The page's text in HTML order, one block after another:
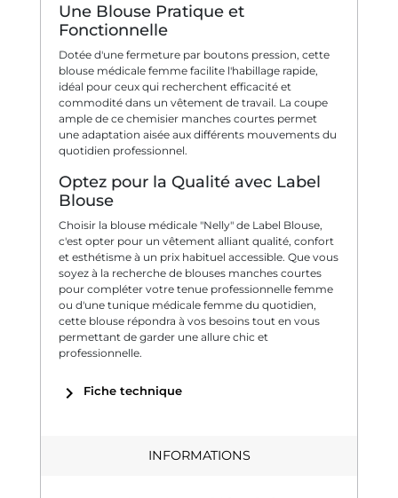
Une Blouse Pratique et
Fonctionnelle
Dotée d'une fermeture par boutons pression, cette
blouse médicale femme facilite l'habillage rapide,
idéal pour ceux qui recherchent efficacité et
commodité dans un vêtement de travail. La coupe
ample de ce chemisier manches courtes permet
une adaptation aisée aux différents mouvements du
quotidien professionnel.
Optez pour la Qualité avec Label
Blouse
Choisir la blouse médicale "Nelly" de Label Blouse,
c'est opter pour un vêtement alliant qualité, confort
et esthétisme à un prix habituel accessible. Que vous
soyez à la recherche de blouses manches courtes
pour compléter votre tenue professionnelle femme
ou d'une tunique médicale femme du quotidien,
cette blouse répondra à vos besoins tout en vous
permettant de garder une allure chic et
professionnelle.
chevron_right Fiche technique
INFORMATIONS